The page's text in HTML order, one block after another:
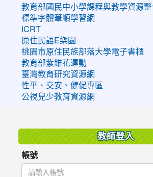
教育部國民中小學課程與教學資源
標準字體筆順學習網
ICRT
原住民語E樂園
桃園市原住民族部落大學電子書櫃
教育部紫錐花運動
臺灣教育研究資源網
性平、交安、健促專區
公視兒少教育資源網
教師登入
帳號